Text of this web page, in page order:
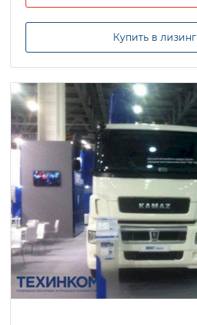
Купить в лизинг